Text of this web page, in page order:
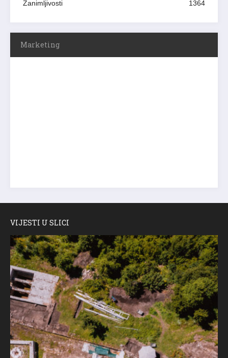
Zanimljivosti 1364
Marketing
VIJESTI U SLICI